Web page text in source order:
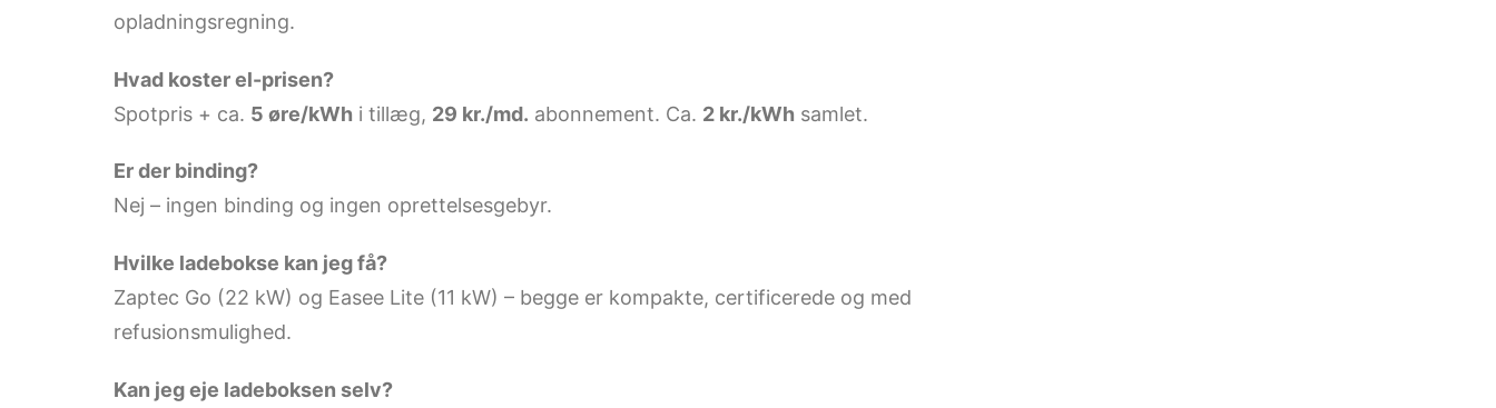
opladningsregning.
Hvad koster el-prisen?
Spotpris + ca. 5 øre/kWh i tillæg, 29 kr./md. abonnement. Ca. 2 kr./kWh samlet.
Er der binding?
Nej – ingen binding og ingen oprettelsesgebyr.
Hvilke ladebokse kan jeg få?
Zaptec Go (22 kW) og Easee Lite (11 kW) – begge er kompakte, certificerede og med
refusionsmulighed.
Kan jeg eje ladeboksen selv?